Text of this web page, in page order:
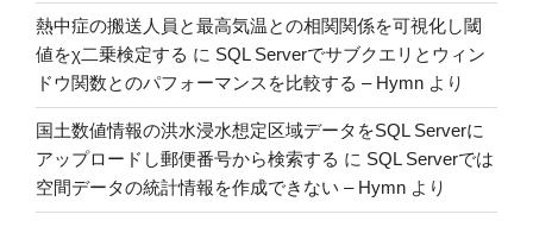
熱中症の搬送人員と最高気温との相関関係を可視化し閾
値をχ二乗検定する に SQL Serverでサブクエリとウィン
ドウ関数とのパフォーマンスを比較する – Hymn より
国土数値情報の洪水浸水想定区域データをSQL Serverに
アップロードし郵便番号から検索する に SQL Serverでは
空間データの統計情報を作成できない – Hymn より